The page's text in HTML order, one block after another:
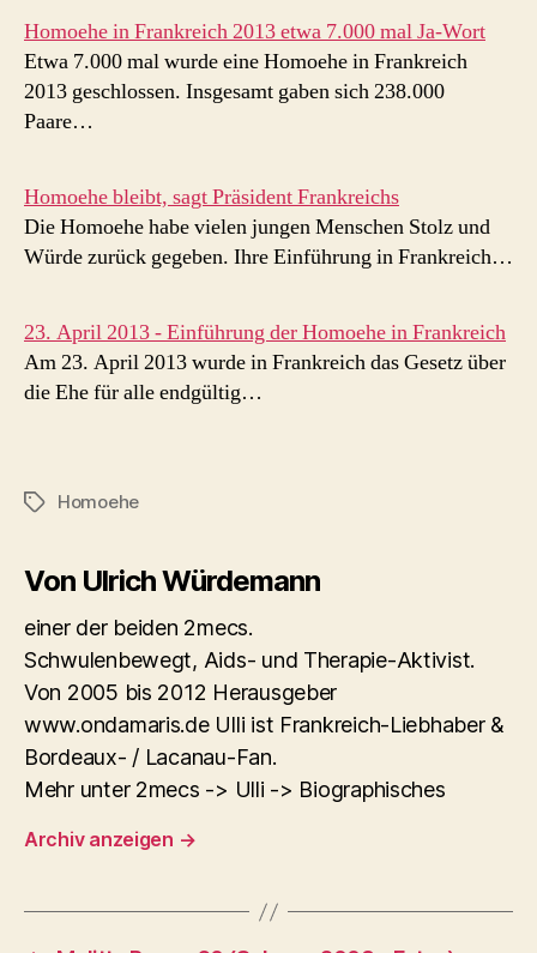
Homoehe in Frankreich 2013 etwa 7.000 mal Ja-Wort
Etwa 7.000 mal wurde eine Homoehe in Frankreich
2013 geschlossen. Insgesamt gaben sich 238.000
Paare…
Homoehe bleibt, sagt Präsident Frankreichs
Die Homoehe habe vielen jungen Menschen Stolz und
Würde zurück gegeben. Ihre Einführung in Frankreich…
23. April 2013 - Einführung der Homoehe in Frankreich
Am 23. April 2013 wurde in Frankreich das Gesetz über
die Ehe für alle endgültig…
Schlagwörter
Homoehe
Von Ulrich Würdemann
einer der beiden 2mecs.
Schwulenbewegt, Aids- und Therapie-Aktivist.
Von 2005 bis 2012 Herausgeber
www.ondamaris.de Ulli ist Frankreich-Liebhaber &
Bordeaux- / Lacanau-Fan.
Mehr unter 2mecs -> Ulli -> Biographisches
Archiv anzeigen →